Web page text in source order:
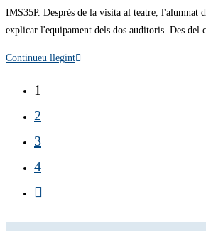
IMS35P. Després de la visita al teatre, l'alumnat
explicar l'equipament dels dos auditoris. Des del
Continueu llegint
1
2
3
4